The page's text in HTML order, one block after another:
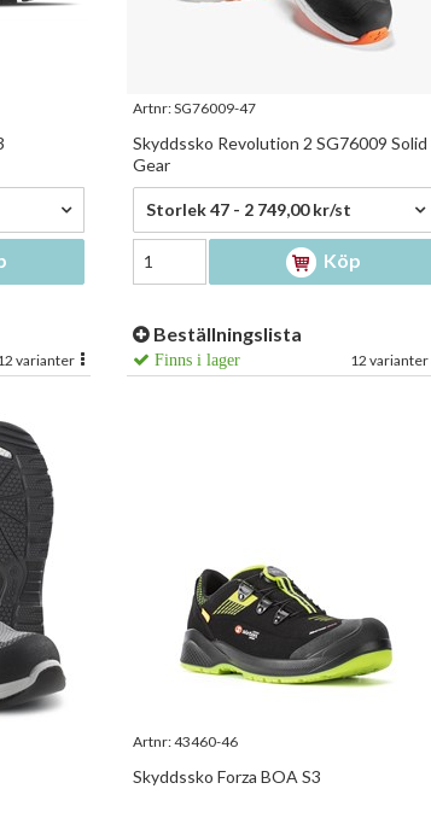
varianter
Artnr:SG76009-47
Skyddssko Revolution 2 SG76009 Solid
Gear
2 749,00 kr/st
Storlek 47 - 2 749,00 kr/st
Köp
Beställningslista
Finns i lager 12 varianter
Artnr:43460-46
Skyddssko Forza BOA S3